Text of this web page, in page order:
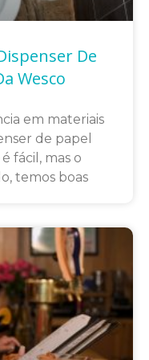
De
Wesco
em materiais
de papel
fácil, mas o
temos boas